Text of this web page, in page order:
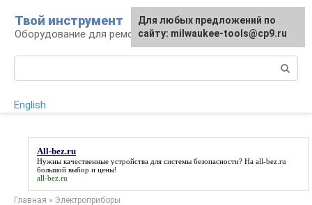
контенту
Твой инструмент
Оборудование для ремонтных работ
English
All-bez.ru
Нужны качественные устройства для системы безопасности? На all-bez.ru
большой выбор и цены!
all-bez.ru
Главная » Электроприборы
Для любых предложений по
сайту: milwaukee-tools@cp9.ru